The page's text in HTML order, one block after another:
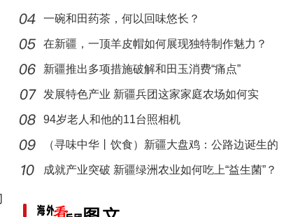
“阿克苏是个好地方·四季之美”——《走进
一碗和田药茶，何以回味悠长？
在新疆，一顶羊皮帽如何展现独特制作魅力？
新疆推出多项措施破解和田玉消费“痛点”
发展特色产业 新疆兵团这家家庭农场如何实
现“南果
94岁老人和他的11台照相机
（寻味中华丨饮食）新疆大盘鸡：公路边诞生的
江湖
成就产业突破 新疆绿洲农业如何吃上“益生菌”？